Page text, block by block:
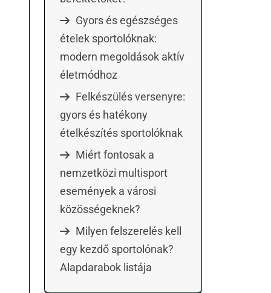
Gyors és egészséges
ételek sportolóknak:
modern megoldások aktív
életmódhoz
Felkészülés versenyre:
gyors és hatékony
ételkészítés sportolóknak
Miért fontosak a
nemzetközi multisport
események a városi
közösségeknek?
Milyen felszerelés kell
egy kezdő sportolónak?
Alapdarabok listája